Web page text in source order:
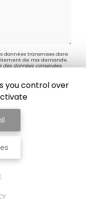
données transmises dans
de ma demande.
données conservées.
you control over